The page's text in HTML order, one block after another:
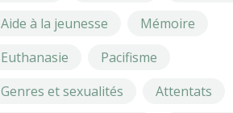
Aide à la jeunesse
Mémoire
Euthanasie
Pacifisme
Genres et sexualités
Attentats